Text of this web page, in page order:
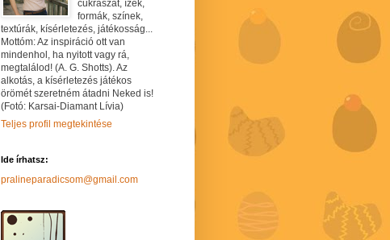
cukrászat, ízek,
formák, színek,
textúrák, kísérletezés, játékosság...
Mottóm: Az inspiráció ott van
mindenhol, ha nyitott vagy rá,
megtalálod! (A. G. Shotts). Az
alkotás, a kísérletezés játékos
örömét szeretném átadni Neked is!
(Fotó: Karsai-Diamant Lívia)
Teljes profil megtekintése
Ide írhatsz:
pralineparadicsom@gmail.com